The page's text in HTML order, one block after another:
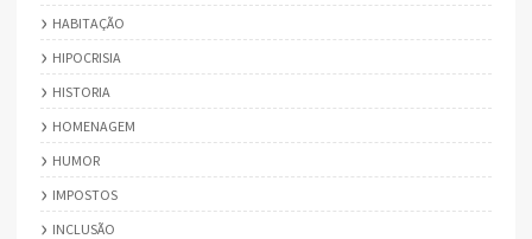
HABITAÇÃO
HIPOCRISIA
HISTORIA
HOMENAGEM
HUMOR
IMPOSTOS
INCLUSÃO